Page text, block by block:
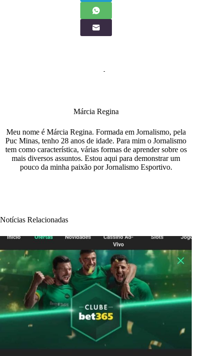
Márcia Regina
Meu nome é Márcia Regina. Formada em Jornalismo, pela
Puc Minas, tenho 28 anos de idade. Para mim o Jornalismo
tem como característica, várias formas de aprender sobre os
mais diversos assuntos. Estou aqui para demonstrar um
pouco da minha paixão por Jornalismo Esportivo.
Notícias Relacionadas